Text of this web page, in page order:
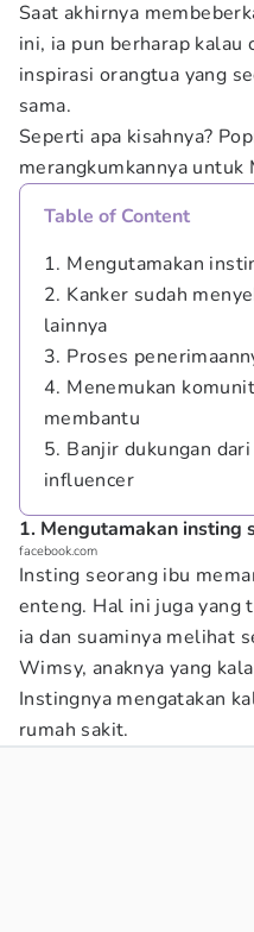
Saat akhirnya
ini, ia pun berharap kalau
inspirasi orangtua yang
sama.
Seperti apa kisahnya?
merangkumkannya untuk
Table of Content
1. Mengutamakan
2. Kanker sudah
lainnya
3. Proses
4. Menemukan
membantu
5. Banjir dukungan
influencer
1. Mengutamakan insting
facebook.com
Insting seorang ibu
enteng. Hal ini juga yang
ia dan suaminya melihat
Wimsy, anaknya yang
Instingnya mengatakan
rumah sakit.